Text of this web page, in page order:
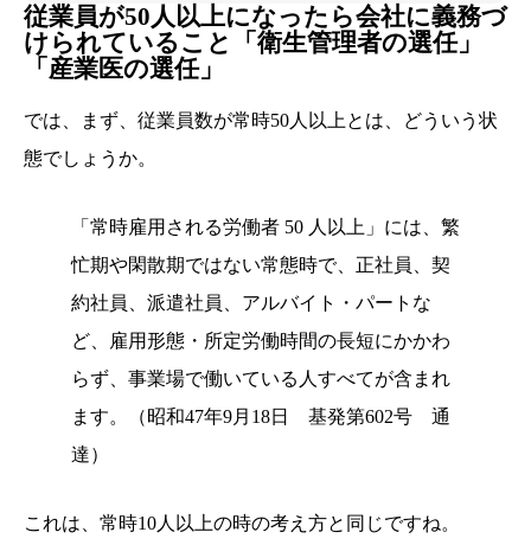
従業員が50人以上になったら会社に義務づ
けられていること「衛生管理者の選任」
「産業医の選任」
では、まず、従業員数が常時50人以上とは、どういう状
態でしょうか。
「常時雇用される労働者 50 人以上」には、繁
忙期や閑散期ではない常態時で、正社員、契
約社員、派遣社員、アルバイト・パートな
ど、雇用形態・所定労働時間の長短にかかわ
らず、事業場で働いている人すべてが含まれ
ます。（昭和47年9月18日 基発第602号 通
達）
これは、常時10人以上の時の考え方と同じですね。